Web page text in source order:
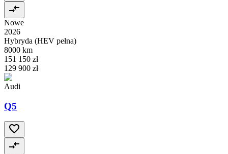
Nowe
2026
Hybryda (HEV pełna)
8000 km
151 150 zł
129 900 zł
Audi
Q5